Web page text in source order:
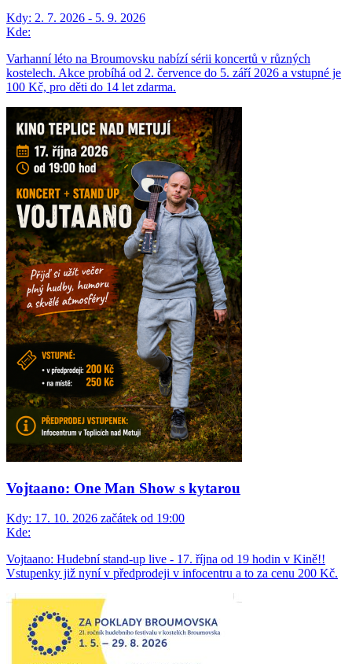
Kdy: 2. 7. 2026 - 5. 9. 2026
Kde:
Varhanní léto na Broumovsku nabízí sérii koncertů v různých
kostelech. Akce probíhá od 2. července do 5. září 2026 a vstupné je
100 Kč, pro děti do 14 let zdarma.
Vojtaano: One Man Show s kytarou
Kdy: 17. 10. 2026 začátek od 19:00
Kde:
Vojtaano: Hudební stand-up live - 17. října od 19 hodin v Kině!!
Vstupenky již nyní v předprodeji v infocentru a to za cenu 200 Kč.